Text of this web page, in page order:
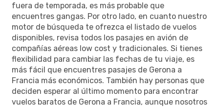
fuera de temporada, es más probable que
encuentres gangas. Por otro lado, en cuanto nuestro
motor de búsqueda te ofrezca el listado de vuelos
disponibles, revisa todos los pasajes en avión de
compañías aéreas low cost y tradicionales. Si tienes
flexibilidad para cambiar las fechas de tu viaje, es
más fácil que encuentres pasajes de Gerona a
Francia más económicos. También hay personas que
deciden esperar al último momento para encontrar
vuelos baratos de Gerona a Francia, aunque nosotros